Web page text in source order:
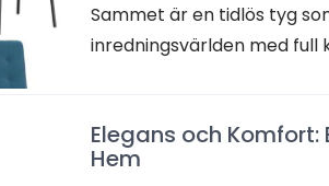
Sammet är en tidlös tyg
inredningsvärlden med full
Elegans och Komfort:
Hem